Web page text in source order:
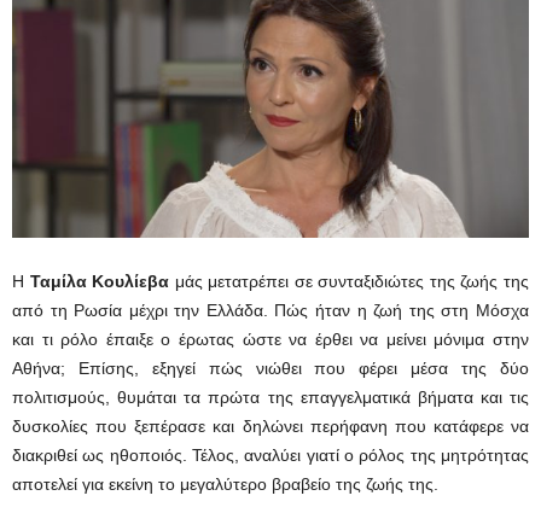
Η Ταμίλα Κουλίεβα μάς μετατρέπει σε συνταξιδιώτες της ζωής της
από τη Ρωσία μέχρι την Ελλάδα. Πώς ήταν η ζωή της στη Μόσχα
και τι ρόλο έπαιξε ο έρωτας ώστε να έρθει να μείνει μόνιμα στην
Αθήνα; Επίσης, εξηγεί πώς νιώθει που φέρει μέσα της δύο
πολιτισμούς, θυμάται τα πρώτα της επαγγελματικά βήματα και τις
δυσκολίες που ξεπέρασε και δηλώνει περήφανη που κατάφερε να
διακριθεί ως ηθοποιός. Τέλος, αναλύει γιατί ο ρόλος της μητρότητας
αποτελεί για εκείνη το μεγαλύτερο βραβείο της ζωής της.